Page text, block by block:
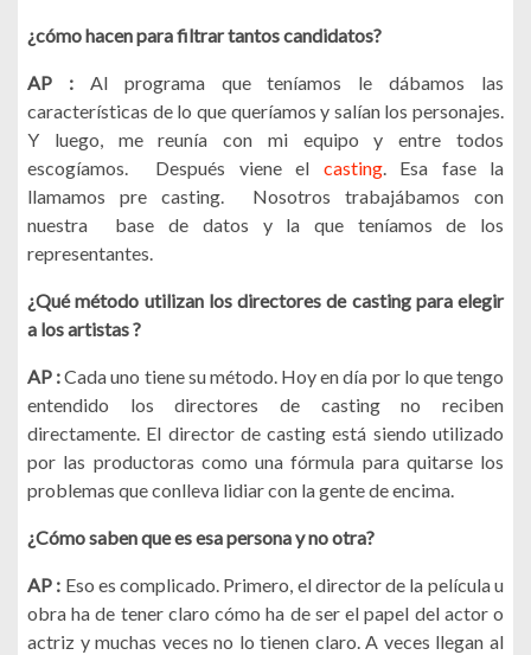
¿cómo hacen para filtrar tantos candidatos?
AP :Al programa que teníamos le dábamos las
características de lo que queríamos y salían los personajes.
Y luego, me reunía con mi equipo y entre todos
escogíamos. Después viene el casting. Esa fase la
llamamos pre casting. Nosotros trabajábamos con
nuestra base de datos y la que teníamos de los
representantes.
¿Qué método utilizan los directores de casting para elegir
a los artistas ?
AP :Cada uno tiene su método. Hoy en día por lo que tengo
entendido los directores de casting no reciben
directamente. El director de casting está siendo utilizado
por las productoras como una fórmula para quitarse los
problemas que conlleva lidiar con la gente de encima.
¿Cómo saben que es esa persona y no otra?
AP : Eso es complicado. Primero, el director de la película u
obra ha de tener claro cómo ha de ser el papel del actor o
actriz y muchas veces no lo tienen claro. A veces llegan al